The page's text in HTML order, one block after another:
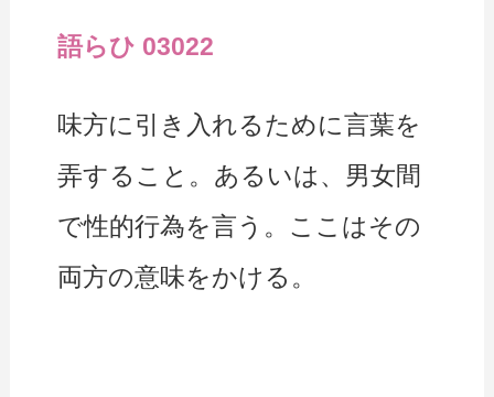
語らひ 03022
味方に引き入れるために言葉を
弄すること。あるいは、男女間
で性的行為を言う。ここはその
両方の意味をかける。